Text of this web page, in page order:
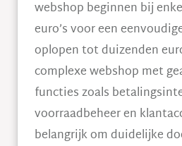
webshop beginnen bij
euro’s voor een
oplopen tot duizenden
complexe webshop met
functies zoals
voorraadbeheer en
belangrijk om duidelijke